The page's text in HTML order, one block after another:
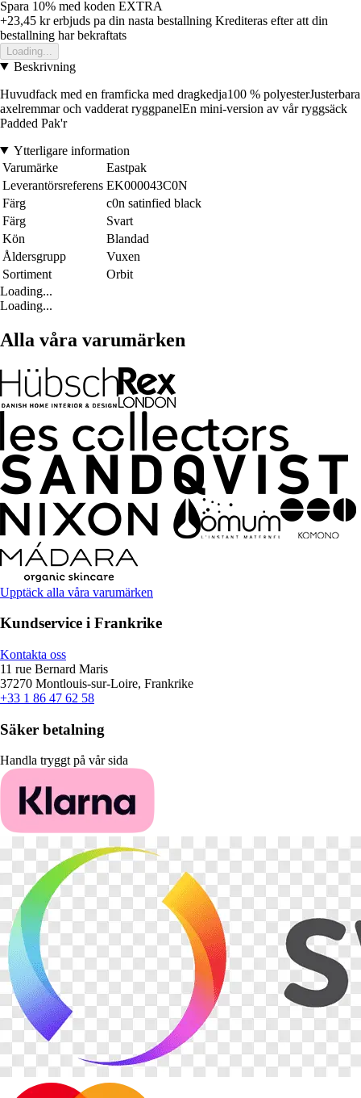
Spara 10% med koden EXTRA
+23,45 krerbjuds pa din nasta bestallning Krediteras efter att din
bestallning har bekraftats
Loading...
Beskrivning
Huvudfack med en framficka med dragkedja100 % polyesterJusterbara
axelremmar och vadderat ryggpanelEn mini-version av vår ryggsäck
Padded Pak'r
Ytterligare information
Varumärke
Eastpak
Leverantörsreferens EK000043C0N
Färg
c0n satinfied black
Färg
Svart
Kön
Blandad
Åldersgrupp
Vuxen
Sortiment
Orbit
Loading...
Loading...
Alla våra varumärken
Upptäck alla våra varumärken
Kundservice i Frankrike
Kontakta oss
11 rue Bernard Maris
37270 Montlouis-sur-Loire, Frankrike
+33 1 86 47 62 58
Säker betalning
Handla tryggt på vår sida